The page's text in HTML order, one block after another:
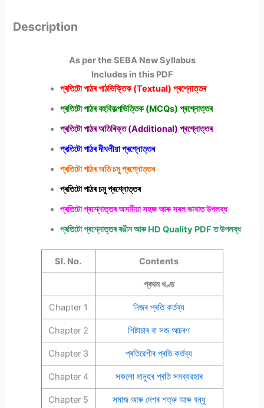
Description
As per the SEBA New Syllabus
Includes in this PDF
প্ৰতিটো পাঠৰ পাঠভিক্তিক (Textual) প্ৰশ্নোত্তৰ
প্ৰতিটো পাঠৰ বহুবিকল্পভিত্তিক (MCQs) প্ৰশ্নোত্তৰ
প্ৰতিটো পাঠৰ অতিৰিক্ত (Additional) প্ৰশ্নোত্তৰ
প্ৰতিটো পাঠৰ দীঘলীয়া প্ৰশ্নোত্তৰ
প্ৰতিটো পাঠৰ অতি চমু প্ৰশ্নোত্তৰ
প্ৰতিটো পাঠৰ চমু প্ৰশ্নোত্তৰ
প্ৰতিটো প্ৰশ্নোত্তৰ অসমীয়া সহজ আৰু সৰল ভাষাত উপলব্ধ
প্ৰতিটো প্ৰশ্নোত্তৰ ৰঙীন আৰুHD Quality PDFত উপলব্ধ
Sl. No. Contents
প্ৰথম খণ্ড
Chapter 1 নিজৰ প্ৰতি কৰ্তব্য
Chapter 2 শিষ্টাচাৰ বা সজ আচৰণ
Chapter 3 প্ৰতিৱেশীৰ প্ৰতি কৰ্তব্য
Chapter 4 সকলো মানুহৰ প্ৰতি সমব্যৱহাৰ
Chapter 5 সমাজ আৰু দেশৰ শত্রু আৰু বন্ধু